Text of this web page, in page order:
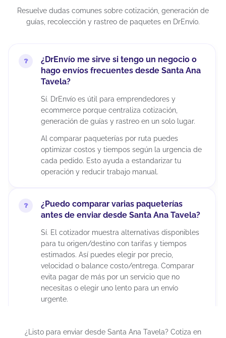
Resuelve dudas comunes sobre cotización, generación de
guías, recolección y rastreo de paquetes en DrEnvío.
¿DrEnvío me sirve si tengo un negocio o
hago envíos frecuentes desde Santa Ana
Tavela?
Sí. DrEnvío es útil para emprendedores y
ecommerce porque centraliza cotización,
generación de guías y rastreo en un solo lugar.
Al comparar paqueterías por ruta puedes
optimizar costos y tiempos según la urgencia de
cada pedido. Esto ayuda a estandarizar tu
operación y reducir trabajo manual.
¿Puedo comparar varias paqueterías
antes de enviar desde Santa Ana Tavela?
Sí. El cotizador muestra alternativas disponibles
para tu origen/destino con tarifas y tiempos
estimados. Así puedes elegir por precio,
velocidad o balance costo/entrega. Comparar
evita pagar de más por un servicio que no
necesitas o elegir uno lento para un envío
urgente.
¿Puedo cancelar un envío después de
¿Listo para enviar desde Santa Ana Tavela? Cotiza en